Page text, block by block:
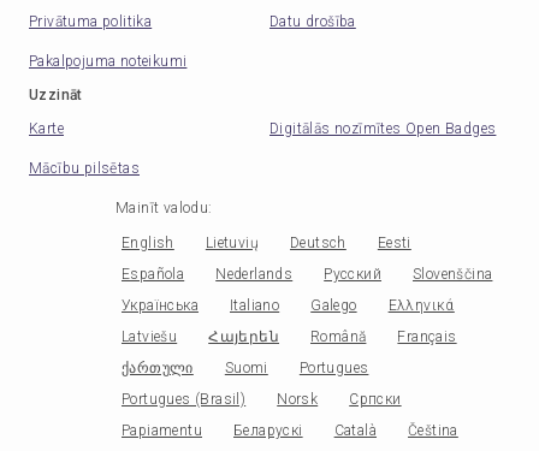
Privātuma politika
Datu drošība
Pakalpojuma noteikumi
Uzzināt
Karte
Digitālās nozīmītes Open Badges
Mācību pilsētas
Mainīt valodu:
English Lietuvių Deutsch
Eesti
Española
Nederlands Русский
Slovenščina
Українська
Italiano Galego
Ελληνικά
Latviešu
Հայերեն Română
Français
ქართული
Suomi
Portugues
Portugues (Brasil)
Norsk
Српски
Papiamentu
Беларускі Català Čeština